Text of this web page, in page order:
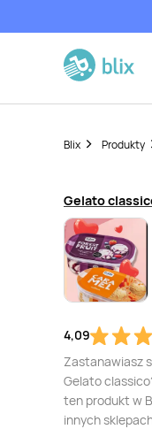
Blix Produkty
Gelato
4,09
Zastanawiasz
Gelato
ten produkt w
innych